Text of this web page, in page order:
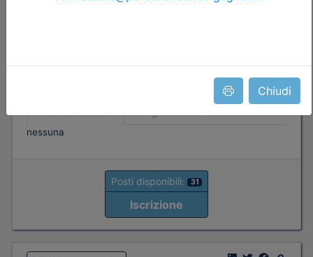
Chiudi
nessuna
Posti disponibili: 31
Iscrizione